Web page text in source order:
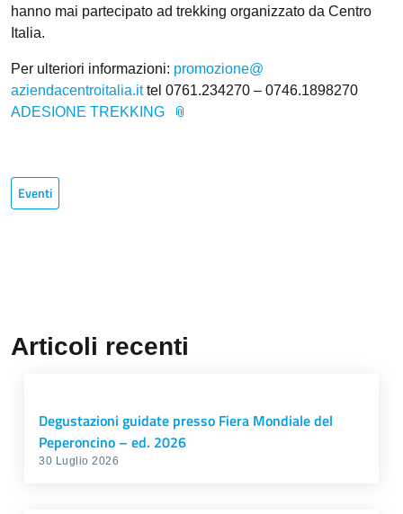
hanno mai partecipato ad trekking organizzato da Centro
Italia.
Per ulteriori informazioni: promozione@
aziendacentroitalia.ittel 0761.234270 – 0746.1898270
ADESIONE TREKKING
Eventi
Articoli recenti
Degustazioni guidate presso Fiera Mondiale del
Peperoncino – ed. 2026
30 Luglio 2026